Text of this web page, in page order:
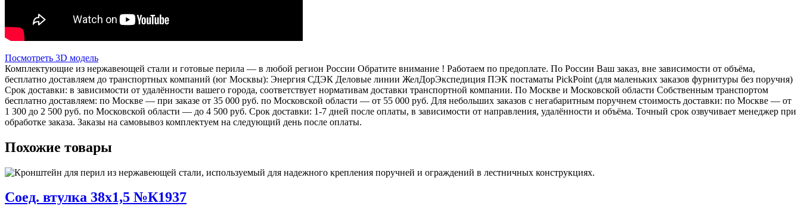
Посмотреть 3D модель
Комплектующие из нержавеющей стали и готовые перила — в любой регион России Обратите внимание ! Работаем по предоплате. По России Ваш заказ, вне зависимости от объёма,
бесплатно доставляем до транспортных компаний (юг Москвы): Энергия СДЭК Деловые линии ЖелДорЭкспедиция ПЭК постаматы PickPoint (для маленьких заказов фурнитуры без поручня)
Срок доставки: в зависимости от удалённости вашего города, соответствует нормативам доставки транспортной компании. По Москве и Московской области Собственным транспортом
бесплатно доставляем: по Москве — при заказе от 35 000 руб. по Московской области — от 55 000 руб. Для небольших заказов с негабаритным поручнем стоимость доставки: по Москве — от
1 300 до 2 500 руб. по Московской области — до 4 500 руб. Срок доставки: 1-7 дней после оплаты, в зависимости от направления, удалённости и объёма. Точный срок озвучивает менеджер при
обработке заказа. Заказы на самовывоз комплектуем на следующий день после оплаты.
Похожие товары
Соед. втулка 38х1,5 №К1937